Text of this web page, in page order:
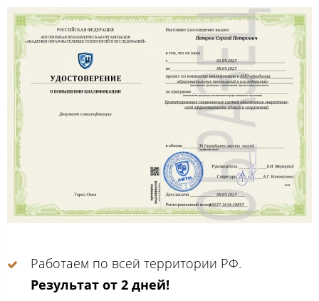
Работаем по всей территории РФ.
Результат от 2 дней!